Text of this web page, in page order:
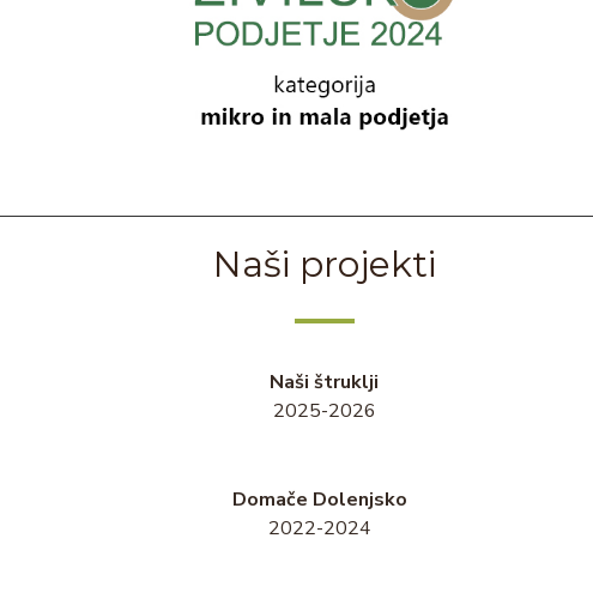
Naši projekti
Naši štruklji
2025-2026
Domače Dolenjsko
2022-2024